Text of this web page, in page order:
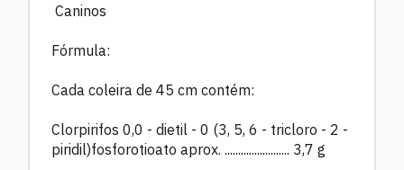
Caninos
Fórmula:
Cada coleira de 45 cm contém:
Clorpirifos 0,0 - dietil - 0 (3, 5, 6 - tricloro - 2 -
piridil)fosforotioato aprox. ........................ 3,7 g